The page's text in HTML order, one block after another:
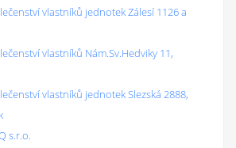
vlastníků jednotek Zálesí 1126 a
vlastníků Nám.Sv.Hedviky 11,
vlastníků jednotek Slezská 2888,
s.r.o.